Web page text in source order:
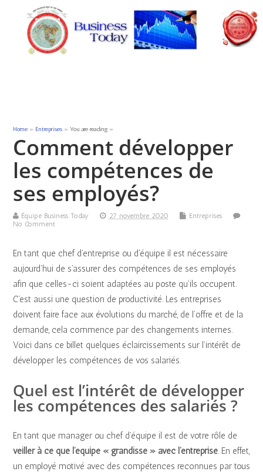
Home» Entreprises» You are reading »
Comment développer
les compétences de
ses employés?
Équipe Business Today 27 novembre 2020
Entreprises
No Comment
En tant que chef d’entreprise ou d’équipe il est nécessaire
aujourd’hui de s’assurer des compétences de ses employés
afin que celles-ci soient adaptées au poste qu’ils occupent.
C’est aussi une question de productivité. Les entreprises
doivent faire face aux évolutions du marché, de l’offre et de la
demande, cela commence par des changements internes.
Voici dans ce billet quelques éclaircissements sur l’intérêt de
développer les compétences de vos salariés.
Quel est l’intérêt de développer
les compétences des salariés ?
En tant que manager ou chef d’équipe il est de votre rôle de
veiller à ce que l’équipe « grandisse » avec l’entreprise. En effet,
un employé motivé avec des compétences reconnues par tous